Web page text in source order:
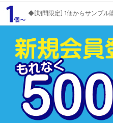
◆[期間限定] 1個からサンプル